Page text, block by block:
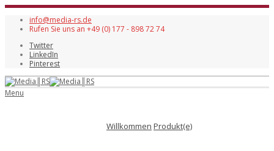
info@media-rs.de
Rufen Sie uns an +49 (0) 177 - 898 72 74
Twitter
LinkedIn
Pinterest
Menu
Willkommen Produkt(e)